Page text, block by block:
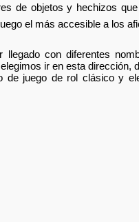
de objetos y hechizos
el más accesible a los
llegado con diferentes
ir en esta dirección,
de juego de rol clásico y